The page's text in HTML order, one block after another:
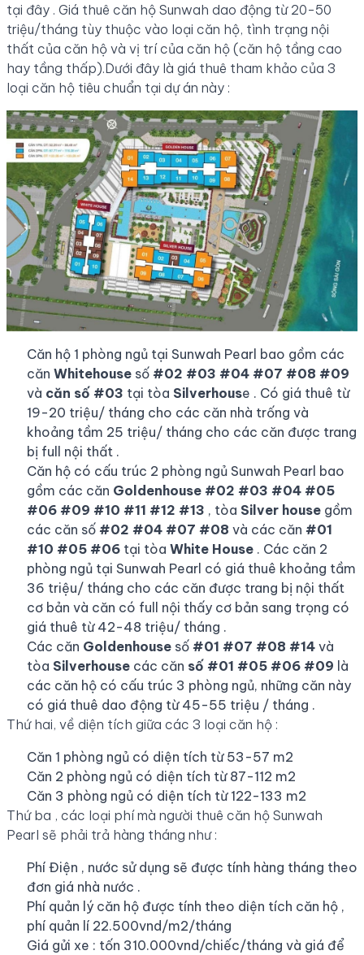
tại đây . Giá thuê căn hộ Sunwah dao động từ 20-50
triệu/tháng tùy thuộc vào loại căn hộ, tình trạng nội
thất của căn hộ và vị trí của căn hộ (căn hộ tầng cao
hay tầng thấp).Dưới đây là giá thuê tham khảo của 3
loại căn hộ tiêu chuẩn tại dự án này :
Căn hộ 1 phòng ngủ tại Sunwah Pearl bao gồm các
căn Whitehouse số #02 #03 #04 #07 #08 #09
và căn số #03 tại tòa Silverhouse . Có giá thuê từ
19-20 triệu/ tháng cho các căn nhà trống và
khoảng tầm 25 triệu/ tháng cho các căn được trang
bị full nội thất .
Căn hộ có cấu trúc 2 phòng ngủ Sunwah Pearl bao
gồm các căn Goldenhouse #02 #03 #04 #05
#06 #09 #10 #11 #12 #13 , tòa Silver house gồm
các căn số #02 #04 #07 #08 và các căn #01
#10 #05 #06 tại tòa White House . Các căn 2
phòng ngủ tại Sunwah Pearl có giá thuê khoảng tầm
36 triệu/ tháng cho các căn được trang bị nội thất
cơ bản và căn có full nội thấy cơ bản sang trọng có
giá thuê từ 42-48 triệu/ tháng .
Các căn Goldenhouse số #01 #07 #08 #14 và
tòa Silverhouse các căn số #01 #05 #06 #09 là
các căn hộ có cấu trúc 3 phòng ngủ, những căn này
có giá thuê dao động từ 45-55 triệu / tháng .
Thứ hai, về diện tích giữa các 3 loại căn hộ :
Căn 1 phòng ngủ có diện tích từ 53-57 m2
Căn 2 phòng ngủ có diện tích từ 87-112 m2
Căn 3 phòng ngủ có diện tích từ 122-133 m2
Thứ ba , các loại phí mà người thuê căn hộ Sunwah
Pearl sẽ phải trả hàng tháng như :
Phí Điện , nước sử dụng sẽ được tính hàng tháng theo
đơn giá nhà nước .
Phí quản lý căn hộ được tính theo diện tích căn hộ ,
phí quản lí 22.500vnd/m2/tháng
Giá gửi xe : tốn 310.000vnd/chiếc/tháng và giá để